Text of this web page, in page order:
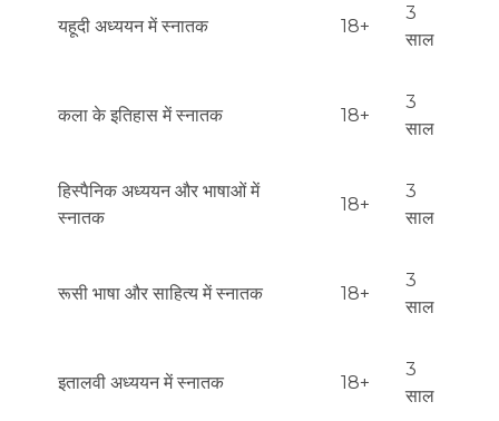
यहूदी अध्ययन में स्नातक 18+
3
साल
कला के इतिहास में स्नातक 18+
3
साल
हिस्पैनिक अध्ययन और भाषाओं में
स्नातक
18+
3
साल
रूसी भाषा और साहित्य में स्नातक 18+
3
साल
इतालवी अध्ययन में स्नातक 18+
3
साल